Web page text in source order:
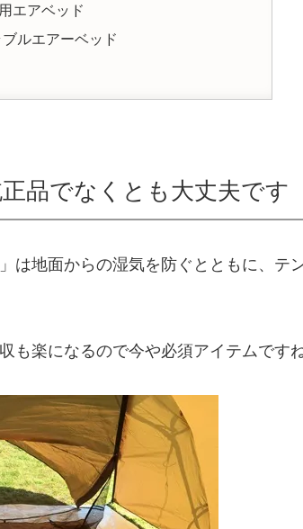
エアベッド
ルエアーベッド
品でなくとも大丈夫です
は地面からの湿気を防ぐとともに、テ
も楽になるので今や必須アイテムです